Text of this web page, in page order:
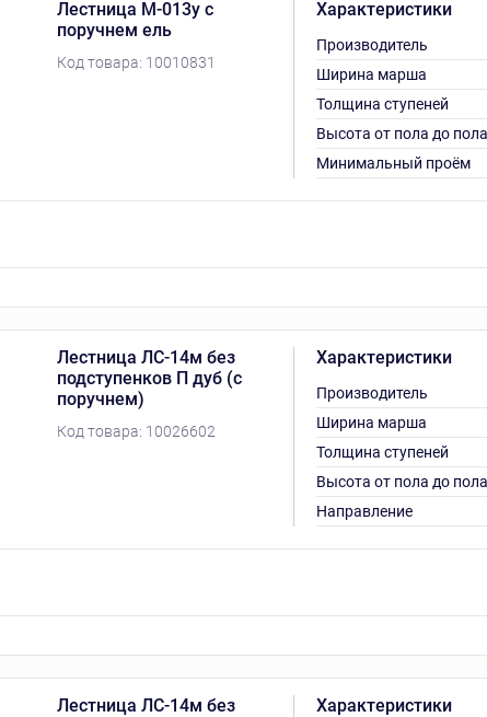
Лестница М-013у с
поручнем ель
Код товара: 10010831
Характеристики
Производитель
Ширина марша
Толщина ступеней
Высота от пола до пола
Минимальный проём
Лестница ЛС-14м без
подступенков П дуб (с
поручнем)
Код товара: 10026602
Характеристики
Производитель
Ширина марша
Толщина ступеней
Высота от пола до пола
Направление
Лестница ЛС-14м без
Характеристики